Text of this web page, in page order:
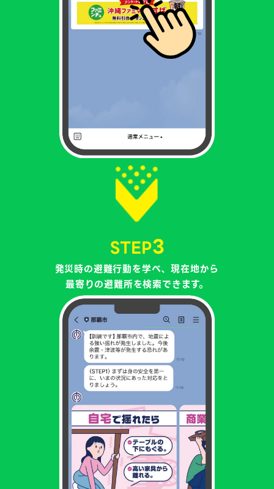
STEP3
発災時の避難行動を学べ、現在地から
最寄りの避難所を検索できます。